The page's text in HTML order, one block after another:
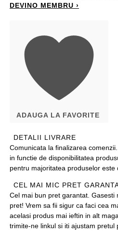
DEVINO MEMBRU ›
ADAUGA LA FAVORITE
DETALII LIVRARE
Comunicata la finalizarea
in functie de disponibilitatea
pentru majoritatea produselor este
CEL MAI MIC PRET
Cel mai bun pret garantat. Gasesti
pret! Vrem sa fii sigur ca faci cea
acelasi produs mai ieftin in alt
trimite-ne linkul si iti ajustam pretul